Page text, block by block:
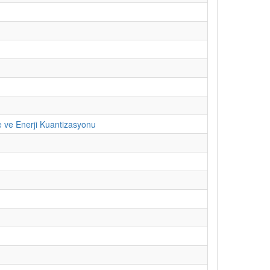
Enerji Kuantizasyonu